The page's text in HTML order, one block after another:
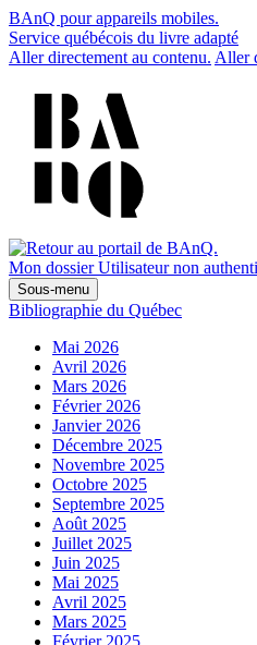
BAnQ pour appareils mobiles.
Service québécois du livre adapté
Aller directement au contenu. Aller
Mon dossier Utilisateur non
Sous-menu
Bibliographie du Québec
Mai 2026
Avril 2026
Mars 2026
Février 2026
Janvier 2026
Décembre 2025
Novembre 2025
Octobre 2025
Septembre 2025
Août 2025
Juillet 2025
Juin 2025
Mai 2025
Avril 2025
Mars 2025
Février 2025